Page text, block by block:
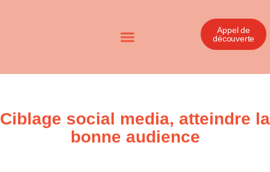
Appel de
découverte
Ciblage social media, atteindre la
bonne audience